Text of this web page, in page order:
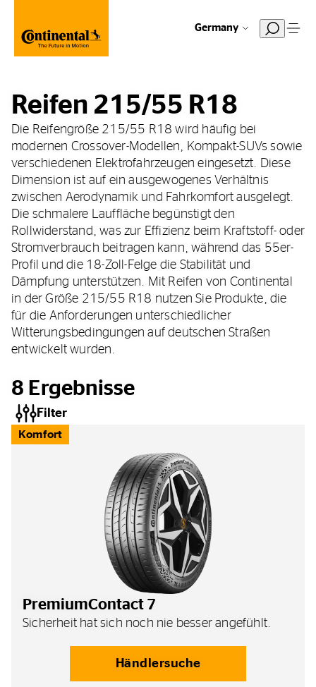
Germany
Reifen 215/55 R18
Die Reifengröße 215/55 R18 wird häufig bei
modernen Crossover-Modellen, Kompakt-SUVs sowie
verschiedenen Elektrofahrzeugen eingesetzt. Diese
Dimension ist auf ein ausgewogenes Verhältnis
zwischen Aerodynamik und Fahrkomfort ausgelegt.
Die schmalere Lauffläche begünstigt den
Rollwiderstand, was zur Effizienz beim Kraftstoff- oder
Stromverbrauch beitragen kann, während das 55er-
Profil und die 18-Zoll-Felge die Stabilität und
Dämpfung unterstützen. Mit Reifen von Continental
in der Größe 215/55 R18 nutzen Sie Produkte, die
für die Anforderungen unterschiedlicher
Witterungsbedingungen auf deutschen Straßen
entwickelt wurden.
8 Ergebnisse
Filter
Komfort
PremiumContact 7
Sicherheit hat sich noch nie besser angefühlt.
Händlersuche